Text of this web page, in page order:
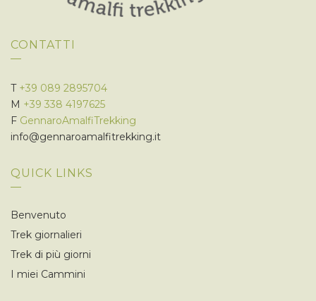
CONTATTI
T +39 089 2895704
M +39 338 4197625
F GennaroAmalfiTrekking
info@gennaroamalfitrekking.it
QUICK LINKS
Benvenuto
Trek giornalieri
Trek di più giorni
I miei Cammini